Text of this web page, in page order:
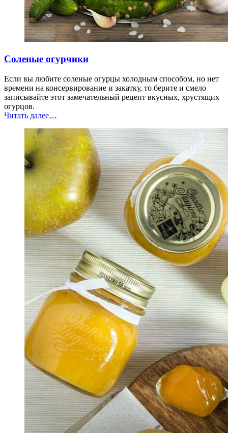
Соленые огурчики
Если вы любите соленые огурцы холодным способом, но нет
времени на консервирование и закатку, то берите и смело
записывайте этот замечательный рецепт вкусных, хрустящих
огурцов.
Читать далее“Соленые
…